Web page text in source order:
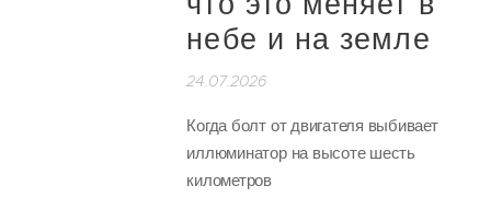
что это меняет в
небе и на земле
24.07.2026
Когда болт от двигателя выбивает
иллюминатор на высоте шесть
километров